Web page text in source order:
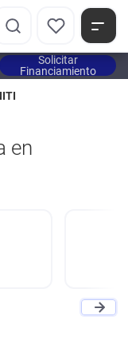
Solicitar
Financiamiento
en